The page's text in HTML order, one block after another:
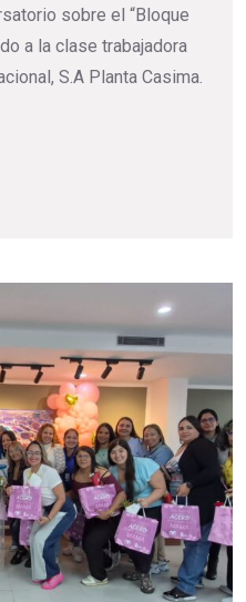
sobre el “Bloque
a la clase trabajadora
S.A Planta Casima.